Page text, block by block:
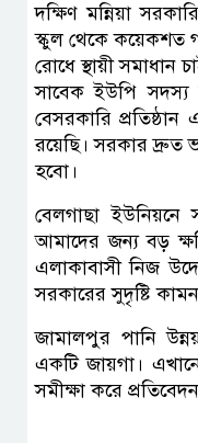
দক্ষিণ মন্নিয়া
স্কুল থেকে কয়েকশত
রোধে স্থায়ী সমাধান
সাবেক ইউপি
বেসরকারি
রয়েছি। সরকার দ্রুত
হবো।
বেলগাছা
আমাদের জন্য বড়
এলাকাবাসী নিজ
সরকারের সুদৃষ্টি
জামালপুর পানি
একটি জায়গা।
সমীক্ষা করে